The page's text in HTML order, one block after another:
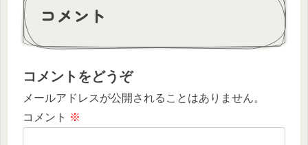
コメント
コメントをどうぞ
メールアドレスが公開されることはありません。
コメント ※